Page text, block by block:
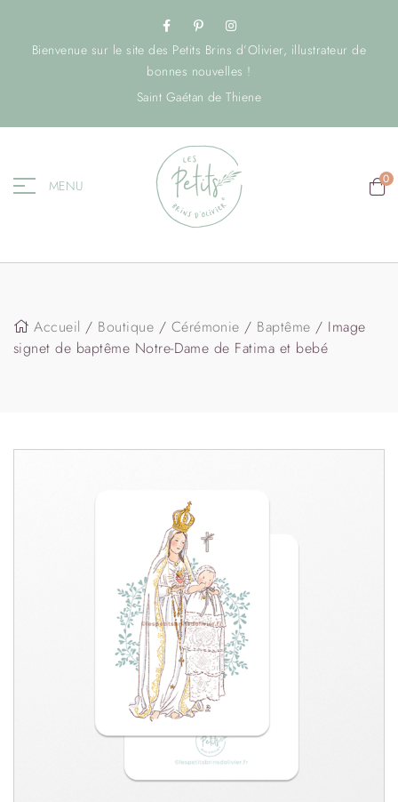
Bienvenue sur le site des Petits Brins d’Olivier, illustrateur de
bonnes nouvelles !
Saint Gaétan de Thiene
MENU 0
Accueil / Boutique / Cérémonie / Baptême / Image
signet de baptême Notre-Dame de Fatima et bebé